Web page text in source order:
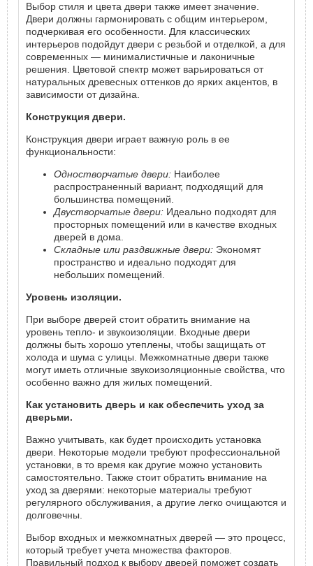
Выбор стиля и цвета двери также имеет значение.
Двери должны гармонировать с общим интерьером,
подчеркивая его особенности. Для классических
интерьеров подойдут двери с резьбой и отделкой, а для
современных — минималистичные и лаконичные
решения. Цветовой спектр может варьироваться от
натуральных древесных оттенков до ярких акцентов, в
зависимости от дизайна.
Конструкция двери.
Конструкция двери играет важную роль в ее
функциональности:
Одностворчатые двери: Наиболее
распространенный вариант, подходящий для
большинства помещений.
Двустворчатые двери: Идеально подходят для
просторных помещений или в качестве входных
дверей в дома.
Складные или раздвижные двери: Экономят
пространство и идеально подходят для
небольших помещений.
Уровень изоляции.
При выборе дверей стоит обратить внимание на
уровень тепло- и звукоизоляции. Входные двери
должны быть хорошо утеплены, чтобы защищать от
холода и шума с улицы. Межкомнатные двери также
могут иметь отличные звукоизоляционные свойства, что
особенно важно для жилых помещений.
Как установить дверь и как обеспечить уход за
дверьми.
Важно учитывать, как будет происходить установка
двери. Некоторые модели требуют профессиональной
установки, в то время как другие можно установить
самостоятельно. Также стоит обратить внимание на
уход за дверями: некоторые материалы требуют
регулярного обслуживания, а другие легко очищаются и
долговечны.
Выбор входных и межкомнатных дверей — это процесс,
который требует учета множества факторов.
Правильный подход к выбору дверей поможет создать